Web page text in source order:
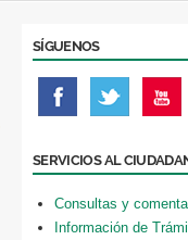
SÍGUENOS
SERVICIOS AL
Consultas y
Información de